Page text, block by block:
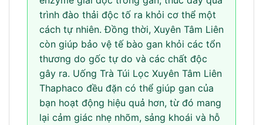
trình đào thải độc tố ra khỏi cơ thể một
cách tự nhiên. Đồng thời, Xuyên Tâm Liên
còn giúp bảo vệ tế bào gan khỏi các tổn
thương do gốc tự do và các chất độc
gây ra. Uống Trà Túi Lọc Xuyên Tâm Liên
Thaphaco đều đặn có thể giúp gan của
bạn hoạt động hiệu quả hơn, từ đó mang
lại cảm giác nhẹ nhõm, sảng khoái và hỗ